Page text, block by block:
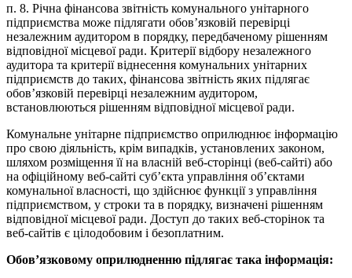
п. 8. Річна фінансова звітність комунального унітарного
підприємства може підлягати обов’язковій перевірці
незалежним аудитором в порядку, передбаченому рішенням
відповідної місцевої ради. Критерії відбору незалежного
аудитора та критерії віднесення комунальних унітарних
підприємств до таких, фінансова звітність яких підлягає
обов’язковій перевірці незалежним аудитором,
встановлюються рішенням відповідної місцевої ради.
Комунальне унітарне підприємство оприлюднює інформацію
про свою діяльність, крім випадків, установлених законом,
шляхом розміщення її на власній веб-сторінці (веб-сайті) або
на офіційному веб-сайті суб’єкта управління об’єктами
комунальної власності, що здійснює функції з управління
підприємством, у строки та в порядку, визначені рішенням
відповідної місцевої ради. Доступ до таких веб-сторінок та
веб-сайтів є цілодобовим і безоплатним.
Обов’язковому оприлюдненню підлягає така інформація: